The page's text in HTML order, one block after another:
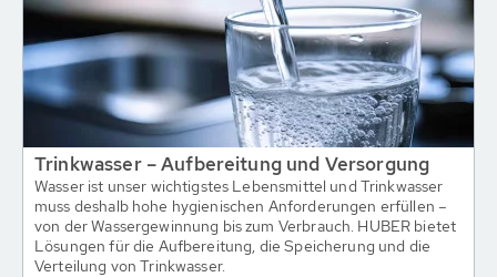
Trinkwasser – Aufbereitung und Versorgung
Wasser ist unser wichtigstes Lebensmittel und Trinkwasser
muss deshalb hohe hygienischen Anforderungen erfüllen –
von der Wassergewinnung bis zum Verbrauch. HUBER bietet
Lösungen für die Aufbereitung, die Speicherung und die
Verteilung von Trinkwasser.